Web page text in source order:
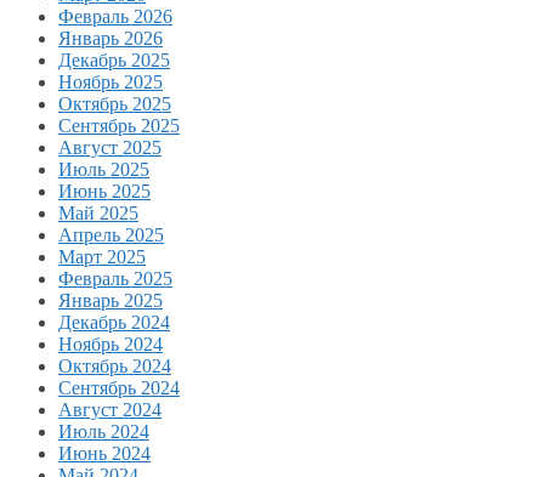
Февраль 2026
Январь 2026
Декабрь 2025
Ноябрь 2025
Октябрь 2025
Сентябрь 2025
Август 2025
Июль 2025
Июнь 2025
Май 2025
Апрель 2025
Март 2025
Февраль 2025
Январь 2025
Декабрь 2024
Ноябрь 2024
Октябрь 2024
Сентябрь 2024
Август 2024
Июль 2024
Июнь 2024